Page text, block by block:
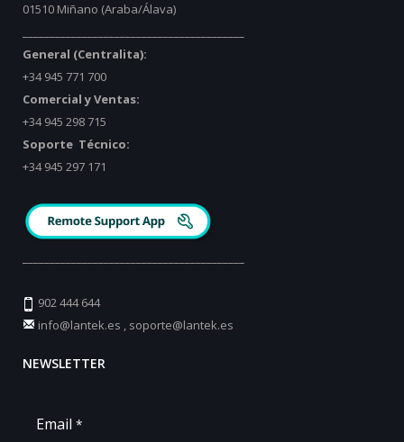
01510 Miñano (Araba/Álava)
General (Centralita):
+34 945 771 700
Comercial y Ventas:
+34 945 298 715
Soporte Técnico:
+34 945 297 171
902 444 644
info@lantek.es , soporte@lantek.es
NEWSLETTER